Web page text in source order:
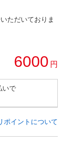
ただいておりま
6000 円
いで
ポイントについて